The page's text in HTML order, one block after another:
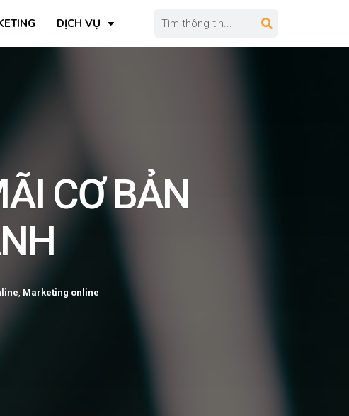
DỊCH VỤ
CƠ BẢN
, Marketing online